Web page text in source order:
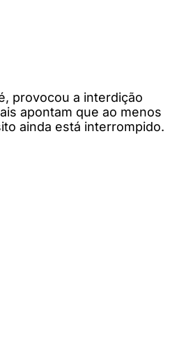
provocou a interdição
apontam que ao menos
ainda está interrompido.